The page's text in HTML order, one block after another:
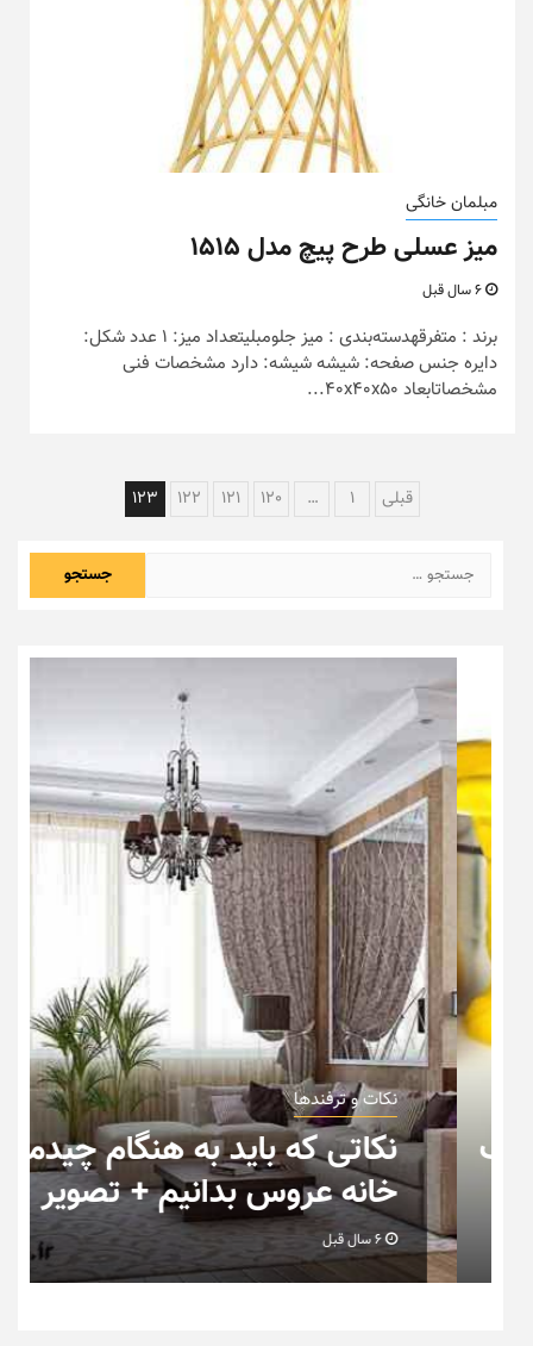
مبلمان خانگی
میز عسلی طرح پیچ مدل ۱۵۱۵
برند : متفرقهدسته‌بندی : میز جلومبلیتعداد میز: 1 عدد شکل:
دایره جنس صفحه: شیشه شیشه: دارد مشخصات فنی
مشخصاتابعاد 40x40x50...
راهبری
قبلی 1
…
120
121
122
123
جستجو
برای:
نکات و ترفندها
نکاتی که باید به هنگام چیدمان
خانه عروس بدانیم + تصویر